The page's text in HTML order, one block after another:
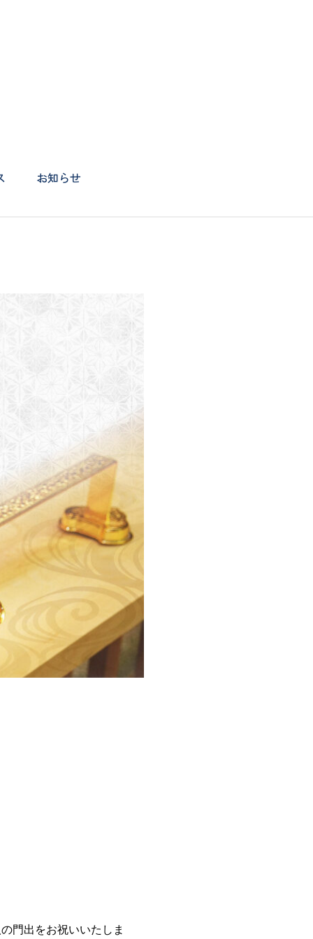
お知らせ
門出をお祝いいたしま